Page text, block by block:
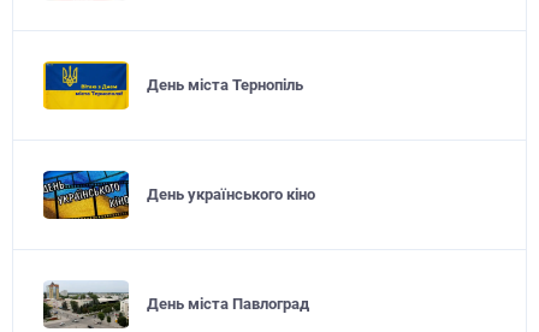
День міста Тернопіль
День українського кіно
День міста Павлоград